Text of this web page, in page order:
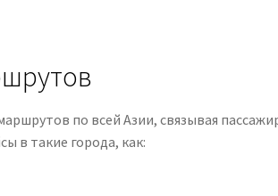
по всей Азии, связывая
в такие города, как: